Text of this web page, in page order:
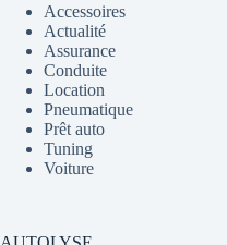
Accessoires
Actualité
Assurance
Conduite
Location
Pneumatique
Prêt auto
Tuning
Voiture